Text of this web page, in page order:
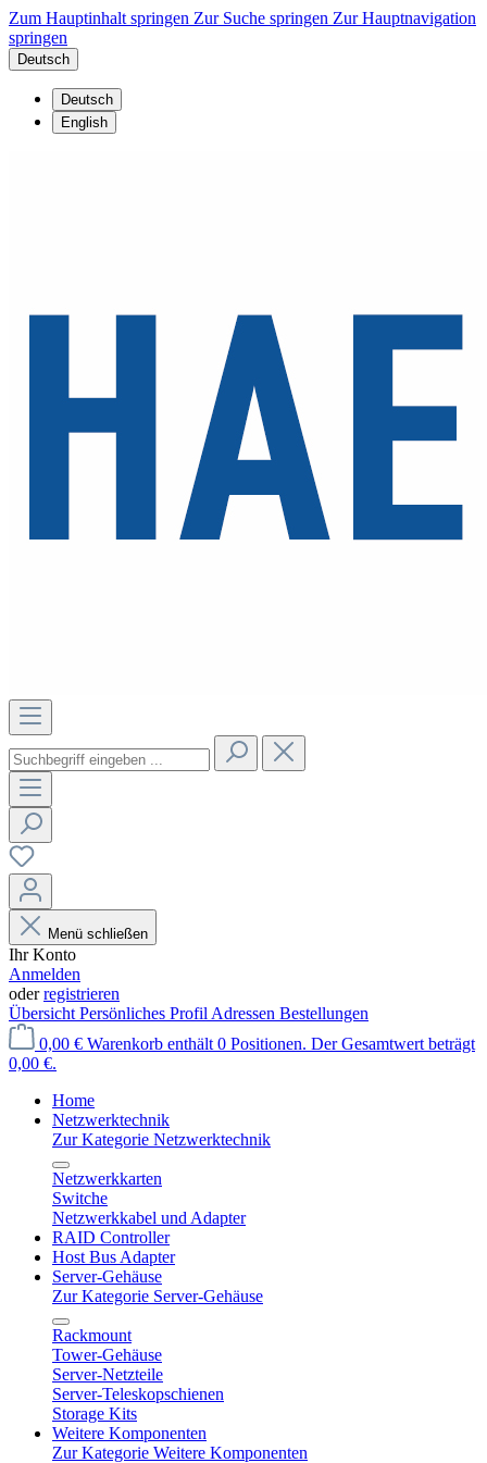
Zum Hauptinhalt springen Zur Suche springen Zur Hauptnavigation
springen
Deutsch
Deutsch
English
Menü schließen
Ihr Konto
Anmelden
oderregistrieren
Übersicht Persönliches Profil Adressen Bestellungen
0,00 € Warenkorb enthält 0 Positionen. Der Gesamtwert beträgt
0,00 €.
Home
Netzwerktechnik
Zur Kategorie Netzwerktechnik
Netzwerkkarten
Switche
Netzwerkkabel und Adapter
RAID Controller
Host Bus Adapter
Server-Gehäuse
Zur Kategorie Server-Gehäuse
Rackmount
Tower-Gehäuse
Server-Netzteile
Server-Teleskopschienen
Storage Kits
Weitere Komponenten
Zur Kategorie Weitere Komponenten